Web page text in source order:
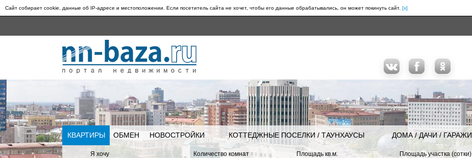
Сайт собирает cookie, данные об IP-адресе и местоположении. Если посетитель сайта не хочет, чтобы его данные обрабатывались, он может покинуть сайт. [x]
КВАРТИРЫ ОБМЕН НОВОСТРОЙКИ КОТТЕДЖНЫЕ ПОСЕЛКИ / ТАУНХАУСЫ ДОМА / ДАЧИ / ГАРАЖИ
Я хочу
Количество комнат
Площадь кв.м.
Площадь участка (сотки)